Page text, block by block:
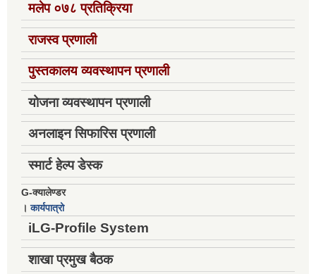
मलेप ०७८ प्रतिक्रिया
राजस्व प्रणाली
पुस्तकालय व्यवस्थापन प्रणाली
योजना व्यवस्थापन प्रणाली
अनलाइन सिफारिस प्रणाली
स्मार्ट हेल्प डेस्क
G-क्यालेण्डर
।कार्यपात्रो
iLG-Profile System
शाखा प्रमुख बैठक